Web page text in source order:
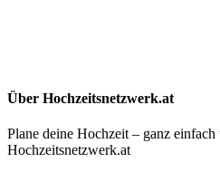
Über Hochzeitsnetzwerk.at
Plane deine Hochzeit – ganz
Hochzeitsnetzwerk.at